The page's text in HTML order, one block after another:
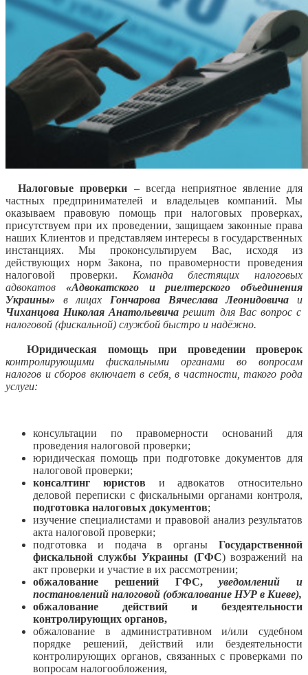
Налоговые проверки – всегда неприятное явление для
частных предпринимателей и владельцев компаний. Мы
оказываем правовую помощь при налоговых проверках,
присутствуем при их проведении, защищаем законные права
наших Клиентов и представляем интересы в государственных
инстанциях. Мы проконсультируем Вас, исходя из
действующих норм Закона, по правомерности проведения
налоговой проверки. Команда блестящих налоговых
адвокатов «Адвокатского и риелтерского объединения
Украины» в лицах Гончарова Вячеслава Леонидовича и
Чиханцова Николая Анатольевичарешит для Вас вопрос с
налоговой (фискальной) службой быстро и надёжно.
Юридическая помощь при проведении проверок
контролирующими фискальными органами во вопросам
налогов и сборов включает в себя, в частности, такого рода
услуги:
консультации по правомерности оснований для
проведения налоговой проверки;
юридическая помощь при подготовке документов для
налоговой проверки;
консалтинг юристов и адвокатов относительно
деловой переписки с фискальными органами контроля,
подготовка налоговых документов;
изучение специалистами и правовой анализ результатов
акта налоговой проверки;
подготовка и подача в органы Государственной
фискальной службы Украины (ГФС) возражений на
акт проверки и участие в их рассмотрении;
обжалование решений ГФС,уведомлений и
постановлений налоговой (обжалование НУР в Киеве),
обжалование действий и бездеятельности
контролирующих органов,
обжалование в административном и/или судебном
порядке решений, действий или бездеятельности
контролирующих органов, связанных с проверками по
вопросам налогообложения,